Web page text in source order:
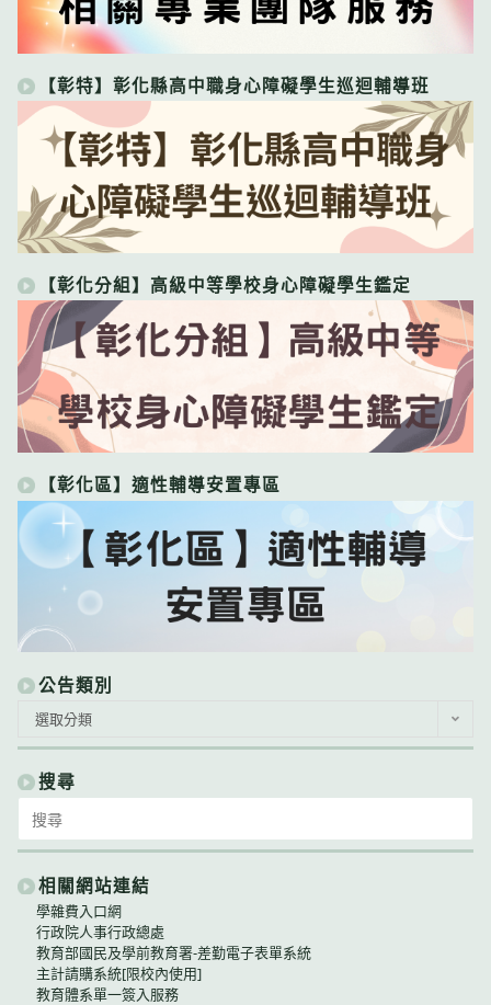
【彰特】彰化縣高中職身心障礙學生巡迴輔導班
【彰化分組】高級中等學校身心障礙學生鑑定
【彰化區】適性輔導安置專區
公告類別
類
別
選取分類
搜尋
for:
相關網站連結
學雜費入口網
行政院人事行政總處
教育部國民及學前教育署-差勤電子表單系統
主計請購系統[限校內使用]
教育體系單一簽入服務